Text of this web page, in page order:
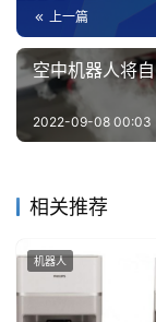
上一篇
空中机器人将
2022-09-08 00:03
相关推荐
机器人